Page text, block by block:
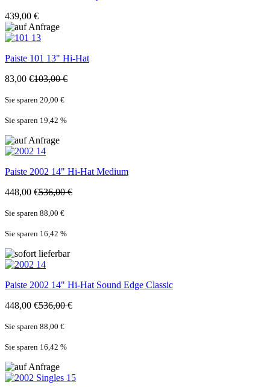
439,00 €
Paiste 101 13" Hi-Hat
83,00 €103,00 €
Sie sparen 20,00 €
Sie sparen 19,42 %
Paiste 2002 14" Hi-Hat Medium
448,00 €536,00 €
Sie sparen 88,00 €
Sie sparen 16,42 %
Paiste 2002 14" Hi-Hat Sound Edge Classic
448,00 €536,00 €
Sie sparen 88,00 €
Sie sparen 16,42 %